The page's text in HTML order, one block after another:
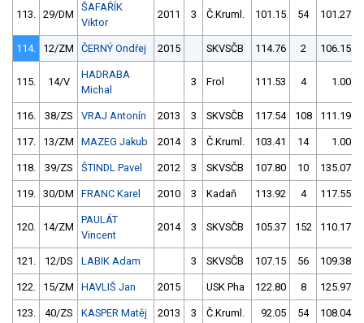
113. 29/DM
ŠAFAŘÍK
Viktor
2011 3 Č.Kruml. 101.15 54 101.27
114. 12/ZM ČERNÝ Ondřej 2015 SKVSČB 114.76 2 106.15
115. 14/V
HADRABA
Michal
3 Frol 111.53 4 1.00
116. 38/ZS VRAJ Antonín 2013 3 SKVSČB 117.54 108 111.19
117. 13/ZM MAZEG Jakub 2014 3 Č.Kruml. 103.41 14 1.00
118. 39/ZS ŠTINDL Pavel 2012 3 SKVSČB 107.80 10 135.07
119. 30/DM FRANC Karel 2010 3 Kadaň 113.92 4 117.55
120. 14/ZM
PAULÁT
Vincent
2014 3 SKVSČB 105.37 152 110.17
121. 12/DS LABIK Adam 3 SKVSČB 107.15 56 109.38
122. 15/ZM HAVLIŠ Jan 2015 USK Pha 122.80 8 125.97
123. 40/ZS KASPER Matěj 2013 3 Č.Kruml. 92.05 54 108.04